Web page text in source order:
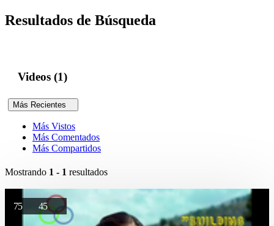
Resultados de Búsqueda
Videos (1)
Más Recientes
Más Vistos
Más Comentados
Más Compartidos
Mostrando 1 - 1 resultados
75 45